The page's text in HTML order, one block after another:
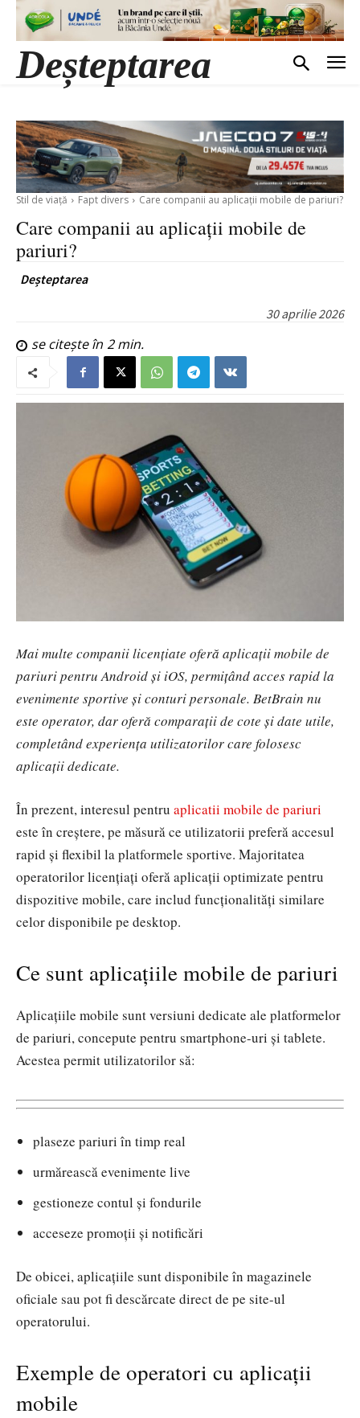
Deșteptarea
Stil de viață Fapt divers Care companii au aplicații mobile de pariuri?
Care companii au aplicații mobile de
pariuri?
Deșteptarea
30 aprilie 2026
se citește în 2min.
Mai multe companii licențiate oferă aplicații mobile de
pariuri pentru Android și iOS, permițând acces rapid la
evenimente sportive și conturi personale. BetBrain nu
este operator, dar oferă comparații de cote și date utile,
completând experiența utilizatorilor care folosesc
aplicații dedicate.
În prezent, interesul pentru aplicatii mobile de pariuri
este în creștere, pe măsură ce utilizatorii preferă accesul
rapid și flexibil la platformele sportive. Majoritatea
operatorilor licențiați oferă aplicații optimizate pentru
dispozitive mobile, care includ funcționalități similare
celor disponibile pe desktop.
Ce sunt aplicațiile mobile de pariuri
Aplicațiile mobile sunt versiuni dedicate ale platformelor
de pariuri, concepute pentru smartphone-uri și tablete.
Acestea permit utilizatorilor să:
plaseze pariuri în timp real
urmărească evenimente live
gestioneze contul și fondurile
acceseze promoții și notificări
De obicei, aplicațiile sunt disponibile în magazinele
oficiale sau pot fi descărcate direct de pe site-ul
operatorului.
Exemple de operatori cu aplicații
mobile